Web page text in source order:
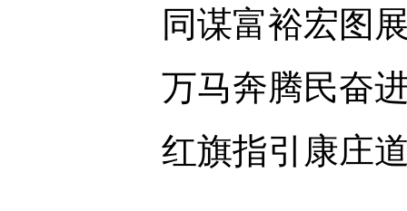
同谋富裕宏图
万马奔腾民奋
红旗指引康庄